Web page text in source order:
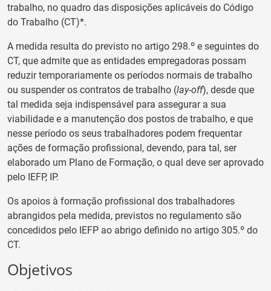
trabalho, no quadro das disposições aplicáveis do Código
do Trabalho (CT)*.
A medida resulta do previsto no artigo 298.º e seguintes do
CT, que admite que as entidades empregadoras possam
reduzir temporariamente os períodos normais de trabalho
ou suspender os contratos de trabalho (lay-off), desde que
tal medida seja indispensável para assegurar a sua
viabilidade e a manutenção dos postos de trabalho, e que
nesse período os seus trabalhadores podem frequentar
ações de formação profissional, devendo, para tal, ser
elaborado um Plano de Formação, o qual deve ser aprovado
pelo IEFP, IP.
Os apoios à formação profissional dos trabalhadores
abrangidos pela medida, previstos no regulamento são
concedidos pelo IEFP ao abrigo definido no artigo 305.º do
CT.
Objetivos